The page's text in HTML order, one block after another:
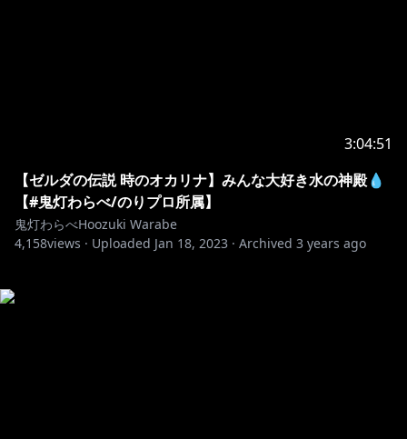
3:04:51
【ゼルダの伝説 時のオカリナ】みんな大好き水の神殿💧
【#鬼灯わらべ/のりプロ所属】
鬼灯わらべHoozuki Warabe
4,158views · Uploaded Jan 18, 2023 · Archived 3 years ago